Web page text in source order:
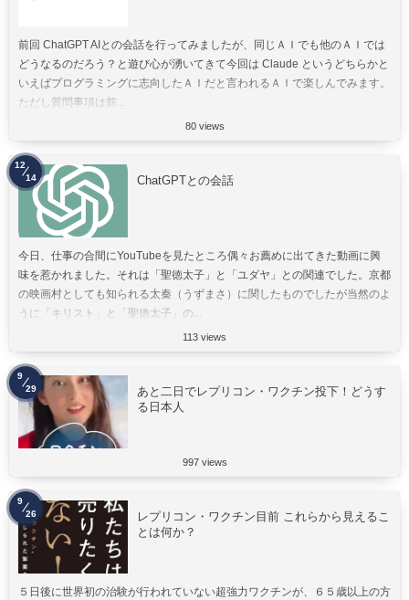
前回 ChatGPT AIとの会話を行ってみましたが、同じＡＩでも他のＡＩでは
どうなるのだろう？と遊び心が湧いてきて今回は Claude というどちらかと
いえばプログラミングに志向したＡＩだと言われるＡＩで楽しんでみます。
ただし質問事項は前...
80 views
ChatGPTとの会話
今日、仕事の合間にYouTubeを見たところ偶々お薦めに出てきた動画に興
味を惹かれました。それは「聖徳太子」と「ユダヤ」との関連でした。京都
の映画村としても知られる太秦（うずまさ）に関したものでしたが当然のよ
うに「キリスト」と「聖徳太子」の...
113 views
12
14
あと二日でレプリコン・ワクチン投下！どうす
る日本人
997 views
9
29
レプリコン・ワクチン目前 これらから見えるこ
とは何か？
５日後に世界初の治験が行われていない超強力ワクチンが、６５歳以上の方
9
26